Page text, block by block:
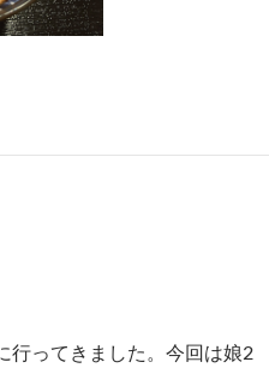
行ってきました。今回は娘2